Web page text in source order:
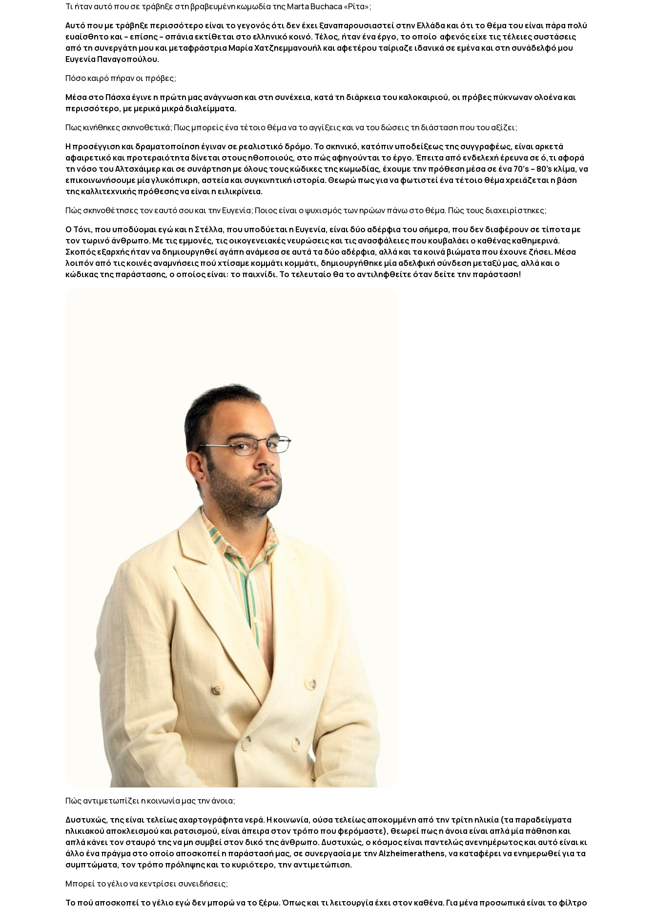
Τι ήταν αυτό που σε τράβηξε στη βραβευμένη κωμωδία της Μarta Buchaca «Ρίτα»;
Αυτό που με τράβηξε περισσότερο είναι το γεγονός ότι δεν έχει ξαναπαρουσιαστεί στην Ελλάδα και ότι το θέμα του είναι πάρα πολύ
ευαίσθητο και – επίσης – σπάνια εκτίθεται στο ελληνικό κοινό. Τέλος, ήταν ένα έργο, το οποίο αφενός είχε τις τέλειες συστάσεις
από τη συνεργάτη μου και μεταφράστρια Μαρία Χατζηεμμανουήλ και αφετέρου ταίριαζε ιδανικά σε εμένα και στη συνάδελφό μου
Ευγενία Παναγοπούλου.
Πόσο καιρό πήραν οι πρόβες;
Μέσα στο Πάσχα έγινε η πρώτη μας ανάγνωση και στη συνέχεια, κατά τη διάρκεια του καλοκαιριού, οι πρόβες πύκνωναν ολοένα και
περισσότερο, με μερικά μικρά διαλείμματα.
Πως κινήθηκες σκηνοθετικά; Πως μπορείς ένα τέτοιο θέμα να το αγγίξεις και να του δώσεις τη διάσταση που του αξίζει;
Η προσέγγιση και δραματοποίηση έγιναν σε ρεαλιστικό δρόμο. Το σκηνικό, κατόπιν υποδείξεως της συγγραφέως, είναι αρκετά
αφαιρετικό και προτεραιότητα δίνεται στους ηθοποιούς, στο πώς αφηγούνται το έργο. Έπειτα από ενδελεχή έρευνα σε ό,τι αφορά
τη νόσο του Αλτσχάιμερ και σε συνάρτηση με όλους τους κώδικες της κωμωδίας, έχουμε την πρόθεση μέσα σε ένα 70’s – 80’s κλίμα, να
επικοινωνήσουμε μία γλυκόπικρη, αστεία και συγκινητική ιστορία. Θεωρώ πως για να φωτιστεί ένα τέτοιο θέμα χρειάζεται η βάση
της καλλιτεχνικής πρόθεσης να είναι η ειλικρίνεια.
Πώς σκηνοθέτησες τον εαυτό σου και την Ευγενία; Ποιος είναι ο ψυχισμός των ηρώων πάνω στο θέμα. Πώς τους διαχειρίστηκες;
Ο Τόνι, που υποδύομαι εγώ και η Στέλλα, που υποδύεται η Ευγενία, είναι δύο αδέρφια του σήμερα, που δεν διαφέρουν σε τίποτα με
τον τωρινό άνθρωπο. Με τις εμμονές, τις οικογενειακές νευρώσεις και τις ανασφάλειες που κουβαλάει ο καθένας καθημερινά.
Σκοπός εξαρχής ήταν να δημιουργηθεί αγάπη ανάμεσα σε αυτά τα δύο αδέρφια, αλλά και τα κοινά βιώματα που έχουνε ζήσει. Μέσα
λοιπόν από τις κοινές αναμνήσεις πού χτίσαμε κομμάτι κομμάτι, δημιουργήθηκε μία αδελφική σύνδεση μεταξύ μας, αλλά και ο
κώδικας της παράστασης, ο οποίος είναι: το παιχνίδι. Το τελευταίο θα το αντιληφθείτε όταν δείτε την παράσταση!
Πώς αντιμετωπίζει η κοινωνία μας την άνοια;
Δυστυχώς, της είναι τελείως αχαρτογράφητα νερά. Η κοινωνία, ούσα τελείως αποκομμένη από την τρίτη ηλικία (τα παραδείγματα
ηλικιακού αποκλεισμού και ρατσισμού, είναι άπειρα στον τρόπο που φερόμαστε), θεωρεί πως η άνοια είναι απλά μία πάθηση και
απλά κάνει τον σταυρό της να μη συμβεί στον δικό της άνθρωπο. Δυστυχώς, ο κόσμος είναι παντελώς ανενημέρωτος και αυτό είναι κι
άλλο ένα πράγμα στο οποίο αποσκοπεί η παράστασή μας, σε συνεργασία με την Alzheimerathens, να καταφέρει να ενημερωθεί για τα
συμπτώματα, τον τρόπο πρόληψης και το κυριότερο, την αντιμετώπιση.
Μπορεί το γέλιο να κεντρίσει συνειδήσεις;
Το πού αποσκοπεί το γέλιο εγώ δεν μπορώ να το ξέρω. Όπως και τι λειτουργία έχει στον καθένα. Για μένα προσωπικά είναι το φίλτρο